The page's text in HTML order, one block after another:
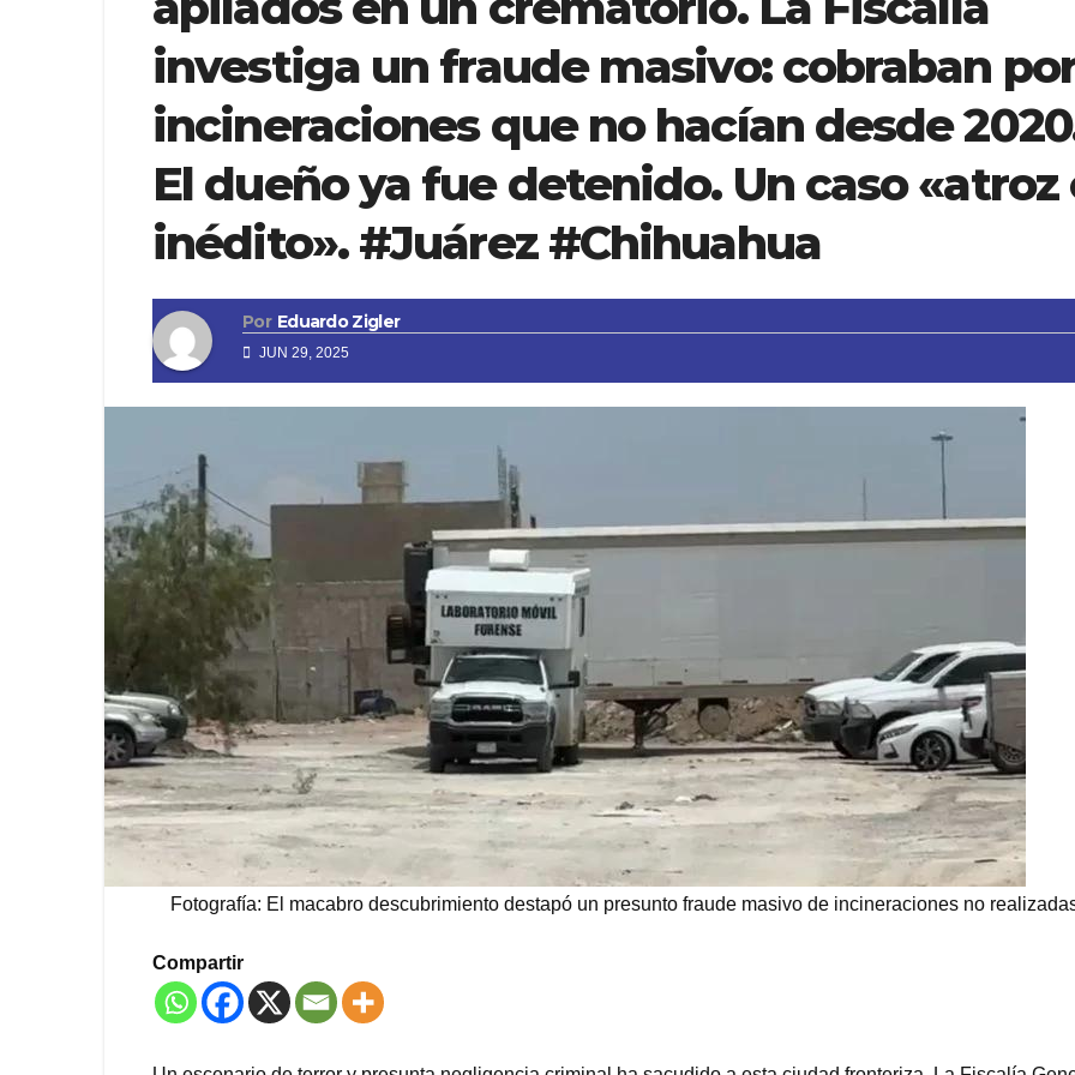
investiga un fraude masivo: cobraban
incineraciones que no hacían desde
El dueño ya fue detenido. Un caso «atroz
inédito». #Juárez #Chihuahua
Por Eduardo Zigler
JUN 29, 2025
Fotografía: El macabro descubrimiento destapó un presunto fraude masivo de incineraciones no
Compartir